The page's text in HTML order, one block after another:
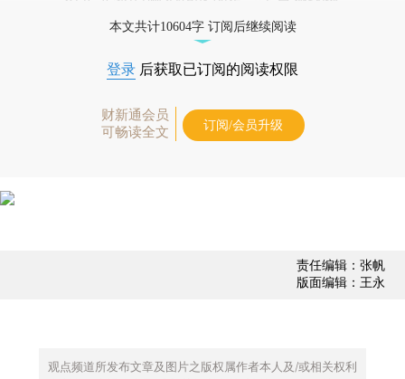
本文共计10604字 订阅后继续阅读
登录 后获取已订阅的阅读权限
财新通会员
可畅读全文
订阅/会员升级
责任编辑：张帆
版面编辑：王永
观点频道所发布文章及图片之版权属作者本人及/或相关权利